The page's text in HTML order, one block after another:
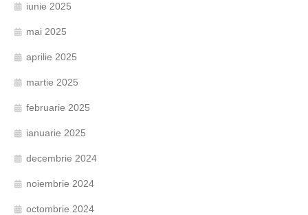
iunie 2025
mai 2025
aprilie 2025
martie 2025
februarie 2025
ianuarie 2025
decembrie 2024
noiembrie 2024
octombrie 2024